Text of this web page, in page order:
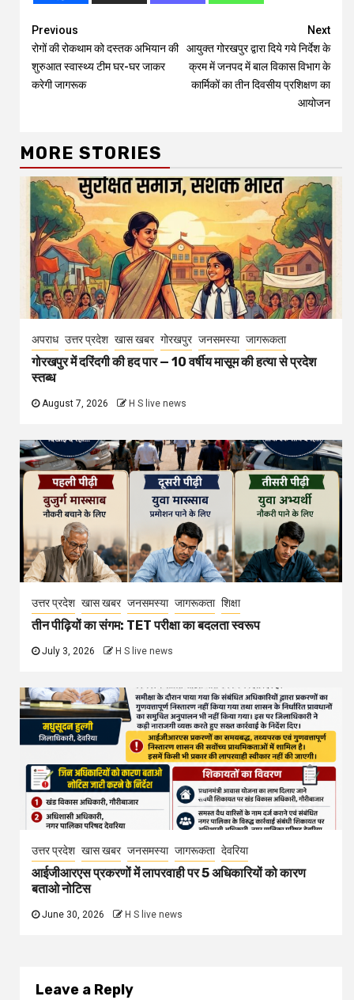
Continue
Reading
Previous
रोगों की रोकथाम को दस्तक अभियान की
शुरुआत स्वास्थ्य टीम घर-घर जाकर
करेगी जागरूक
Next
आयुक्त गोरखपुर द्वारा दिये गये निर्देश के
क्रम में जनपद में बाल विकास विभाग के
कार्मिकों का तीन दिवसीय प्रशिक्षण का
आयोजन
MORE STORIES
अपराध उत्तर प्रदेश खास खबर गोरखपुर जनसमस्या जागरूकता
गोरखपुर में दरिंदगी की हद पार — 10 वर्षीय मासूम की हत्या से प्रदेश
स्तब्ध
August 7, 2026 H S live news
उत्तर प्रदेश खास खबर जनसमस्या जागरूकता शिक्षा
तीन पीढ़ियों का संगम: TET परीक्षा का बदलता स्वरूप
July 3, 2026 H S live news
उत्तर प्रदेश खास खबर जनसमस्या जागरूकता देवरिया
आईजीआरएस प्रकरणों में लापरवाही पर 5 अधिकारियों को कारण
बताओ नोटिस
June 30, 2026 H S live news
Leave a Reply